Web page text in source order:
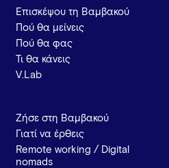
Επισκέψου τη Βαμβακού
Πού θα μείνεις
Πού θα φας
Τι θα κάνεις
V.Lab
Ζήσε στη Βαμβακού
Γιατί να έρθεις
Remote working / Digital
nomads